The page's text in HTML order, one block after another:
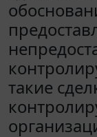
такие